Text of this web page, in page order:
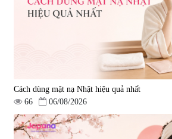
Cách dùng mặt nạ Nhật hiệu quả nhất
66
06/08/2026